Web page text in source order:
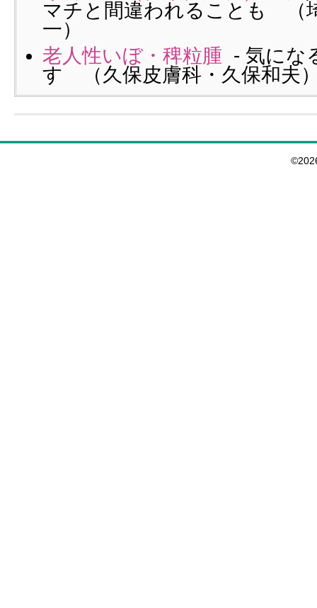
マチと間違われることも （
一）
老人性いぼ・稗粒腫 - 気にな
す （久保皮膚科・久保和夫